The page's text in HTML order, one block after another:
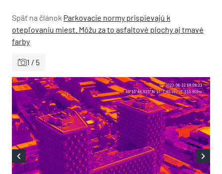
Späť na článok Parkovacie normy prispievajú k
otepľovaniu miest. Môžu za to asfaltové plochy aj tmavé
farby
1 / 5